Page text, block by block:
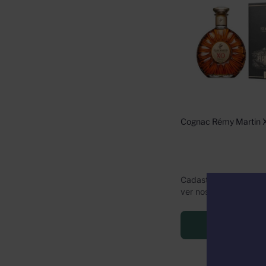
Cognac Rémy Martin
Cadastre-se ou faça
ver nossos preços